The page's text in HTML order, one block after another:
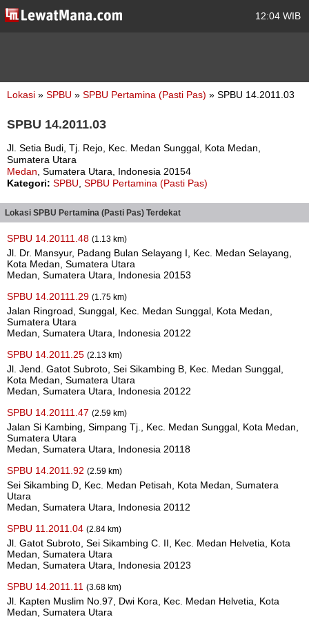
12:04 WIB
Lokasi » SPBU » SPBU Pertamina (Pasti Pas) » SPBU 14.2011.03
SPBU 14.2011.03
Jl. Setia Budi, Tj. Rejo, Kec. Medan Sunggal, Kota Medan,
Sumatera Utara
Medan , Sumatera Utara, Indonesia 20154
Kategori: SPBU SPBU Pertamina (Pasti Pas)
Lokasi SPBU Pertamina (Pasti Pas) Terdekat
SPBU 14.20111.48 (1.13 km)
Jl. Dr. Mansyur, Padang Bulan Selayang I, Kec. Medan Selayang,
Kota Medan, Sumatera Utara
Medan, Sumatera Utara, Indonesia 20153
SPBU 14.20111.29 (1.75 km)
Jalan Ringroad, Sunggal, Kec. Medan Sunggal, Kota Medan,
Sumatera Utara
Medan, Sumatera Utara, Indonesia 20122
SPBU 14.2011.25 (2.13 km)
Jl. Jend. Gatot Subroto, Sei Sikambing B, Kec. Medan Sunggal,
Kota Medan, Sumatera Utara
Medan, Sumatera Utara, Indonesia 20122
SPBU 14.20111.47 (2.59 km)
Jalan Si Kambing, Simpang Tj., Kec. Medan Sunggal, Kota Medan,
Sumatera Utara
Medan, Sumatera Utara, Indonesia 20118
SPBU 14.2011.92 (2.59 km)
Sei Sikambing D, Kec. Medan Petisah, Kota Medan, Sumatera
Utara
Medan, Sumatera Utara, Indonesia 20112
SPBU 11.2011.04 (2.84 km)
Jl. Gatot Subroto, Sei Sikambing C. II, Kec. Medan Helvetia, Kota
Medan, Sumatera Utara
Medan, Sumatera Utara, Indonesia 20123
SPBU 14.2011.11 (3.68 km)
Jl. Kapten Muslim No.97, Dwi Kora, Kec. Medan Helvetia, Kota
Medan, Sumatera Utara